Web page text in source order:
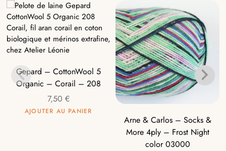
Gepard – CottonWool 5
Organic – Corail – 208
7,50 €
AJOUTER AU PANIER
Arne & Carlos – Socks &
More 4ply – Frost Night
color 03000